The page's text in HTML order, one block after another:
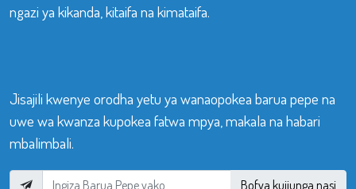
ngazi ya kikanda, kitaifa na kimataifa.
Jisajili kwenye orodha yetu ya wanaopokea barua pepe na
uwe wa kwanza kupokea fatwa mpya, makala na habari
mbalimbali.
Bofya kujiunga nasi